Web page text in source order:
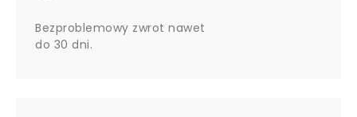
Bezproblemowy zwrot nawet
do 30 dni.